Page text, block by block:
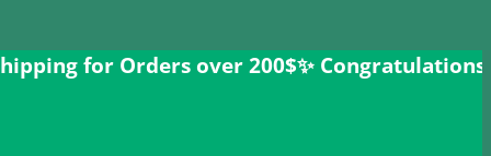
for Orders over 200$ㅤ✨Congratulations